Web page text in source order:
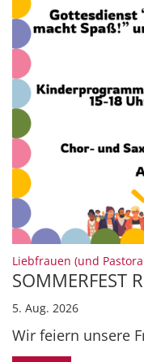
Liebfrauen (und
SOMMERFEST
5. Aug. 2026
Wir feiern unsere